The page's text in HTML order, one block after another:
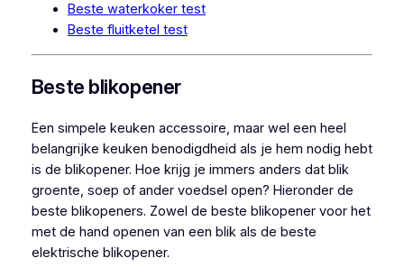
Beste waterkoker test
Beste fluitketel test
Beste blikopener
Een simpele keuken accessoire, maar wel een heel
belangrijke keuken benodigdheid als je hem nodig hebt
is de blikopener. Hoe krijg je immers anders dat blik
groente, soep of ander voedsel open? Hieronder de
beste blikopeners. Zowel de beste blikopener voor het
met de hand openen van een blik als de beste
elektrische blikopener.